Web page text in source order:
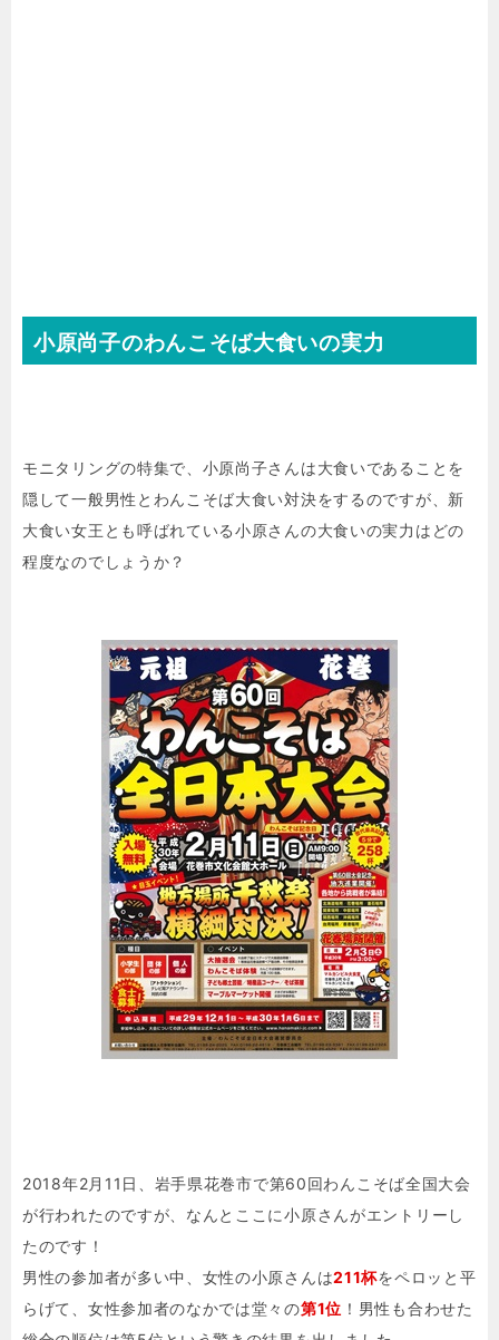
小原尚子のわんこそば大食いの実力
モニタリングの特集で、小原尚子さんは大食いであることを
隠して一般男性とわんこそば大食い対決をするのですが、新
大食い女王とも呼ばれている小原さんの大食いの実力はどの
程度なのでしょうか？
2018年2月11日、岩手県花巻市で第60回わんこそば全国大会
が行われたのですが、なんとここに小原さんがエントリーし
たのです！
男性の参加者が多い中、女性の小原さんは211杯をペロッと平
らげて、女性参加者のなかでは堂々の第1位 ！男性も合わせた